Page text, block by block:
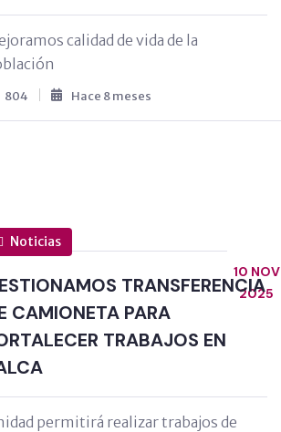
calidad de vida de la
804 Hace 8 meses
10 NOV
2025
Noticias
TRANSFERENCIA
CAMIONETA PARA
TRABAJOS EN
permitirá realizar trabajos de